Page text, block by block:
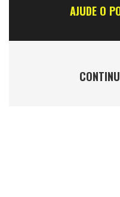
AJUDE O